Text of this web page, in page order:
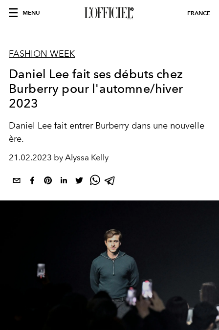
MENU FRANCE
FASHION WEEK
Daniel Lee fait ses débuts chez
Burberry pour l'automne/hiver
2023
Daniel Lee fait entrer Burberry dans une nouvelle
ère.
21.02.2023 by Alyssa Kelly